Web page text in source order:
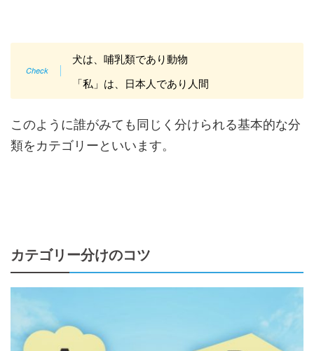
犬は、哺乳類であり動物
「私」は、日本人であり人間
このように誰がみても同じく分けられる基本的な分
類をカテゴリーといいます。
カテゴリー分けのコツ